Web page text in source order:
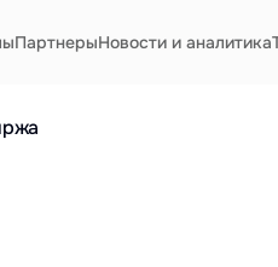
ПартнерыНовости и аналитика